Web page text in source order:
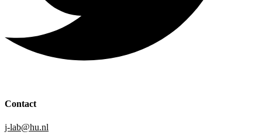
Contact
j-lab@hu.nl